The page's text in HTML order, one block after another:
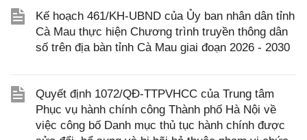
Kế hoạch 461/KH-UBND của Ủy ban nhân dân tỉnh
Cà Mau thực hiện Chương trình truyền thông dân
số trên địa bàn tỉnh Cà Mau giai đoạn 2026 - 2030
Quyết định 1072/QĐ-TTPVHCC của Trung tâm
Phục vụ hành chính công Thành phố Hà Nội về
việc công bố Danh mục thủ tục hành chính được